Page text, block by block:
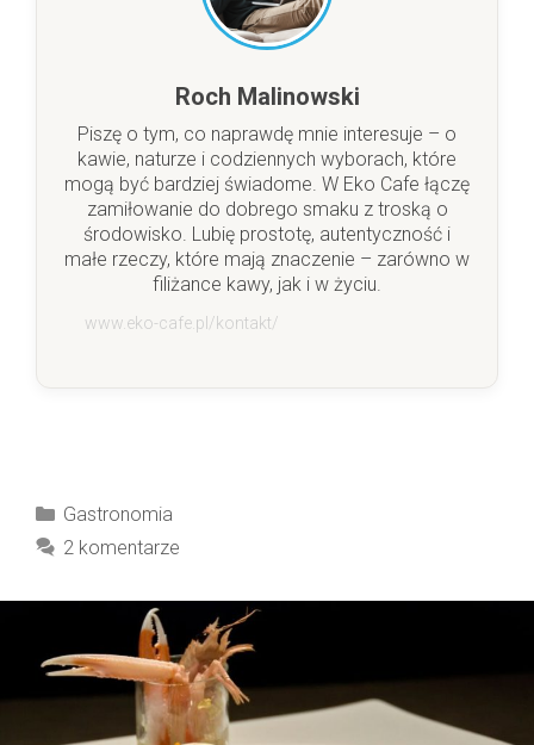
Roch Malinowski
Piszę o tym, co naprawdę mnie interesuje – o
kawie, naturze i codziennych wyborach, które
mogą być bardziej świadome. W Eko Cafe łączę
zamiłowanie do dobrego smaku z troską o
środowisko. Lubię prostotę, autentyczność i
małe rzeczy, które mają znaczenie – zarówno w
filiżance kawy, jak i w życiu.
www.eko-cafe.pl/kontakt/
Kategorie
Gastronomia
2 komentarze